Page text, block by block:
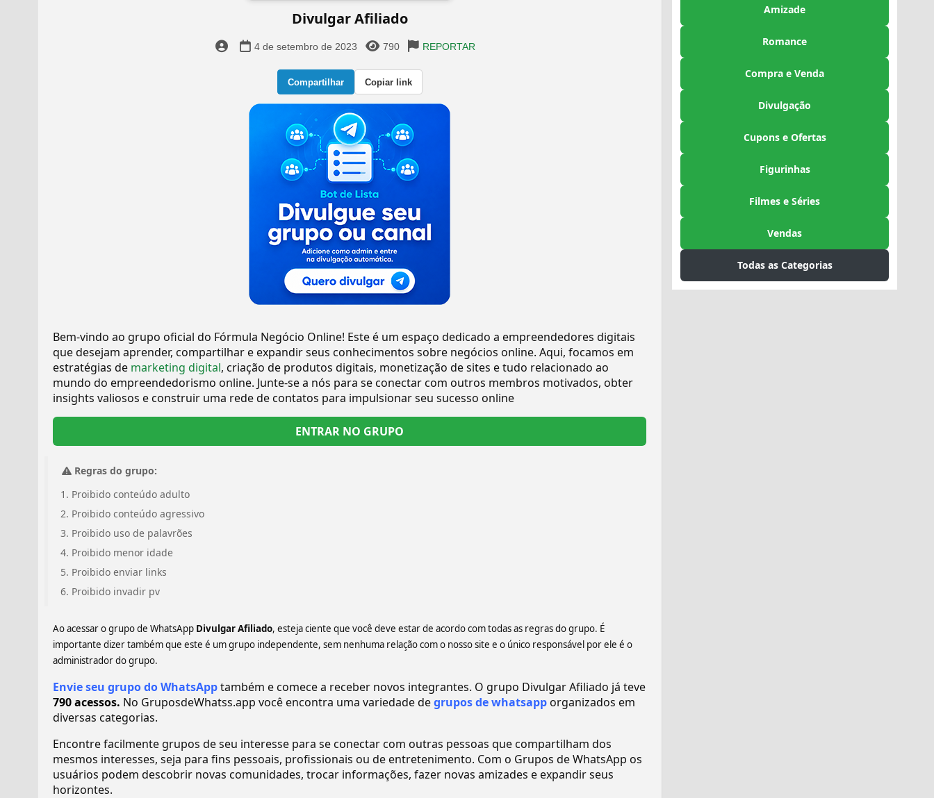
Divulgar Afiliado
4 de setembro de 2023 790 REPORTAR
Compartilhar Copiar link
Bem-vindo ao grupo oficial do Fórmula Negócio Online! Este é um espaço dedicado a empreendedores digitais
que desejam aprender, compartilhar e expandir seus conhecimentos sobre negócios online. Aqui, focamos em
estratégias de marketing digital, criação de produtos digitais, monetização de sites e tudo relacionado ao
mundo do empreendedorismo online. Junte-se a nós para se conectar com outros membros motivados, obter
insights valiosos e construir uma rede de contatos para impulsionar seu sucesso online
ENTRAR NO GRUPO
Regras do grupo:
Proibido conteúdo adulto
Proibido conteúdo agressivo
Proibido uso de palavrões
Proibido menor idade
Proibido enviar links
Proibido invadir pv
Ao acessar o grupo de WhatsApp Divulgar Afiliado, esteja ciente que você deve estar de acordo com todas as regras do grupo. É
importante dizer também que este é um grupo independente, sem nenhuma relação com o nosso site e o único responsável por ele é o
administrador do grupo.
Envie seu grupo do WhatsApptambém e comece a receber novos integrantes. O grupo Divulgar Afiliado já teve
790 acessos. No GruposdeWhatss.app você encontra uma variedade degrupos de whatsapporganizados em
diversas categorias.
Encontre facilmente grupos de seu interesse para se conectar com outras pessoas que compartilham dos
mesmos interesses, seja para fins pessoais, profissionais ou de entretenimento. Com o Grupos de WhatsApp os
usuários podem descobrir novas comunidades, trocar informações, fazer novas amizades e expandir seus
horizontes.
Amizade
Romance
Compra e Venda
Divulgação
Cupons e Ofertas
Figurinhas
Filmes e Séries
Vendas
Todas as Categorias